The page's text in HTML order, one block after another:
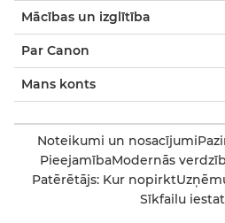
Mācības un izglītība
Par Canon
Mans konts
Noteikumi un nosacījumi
PieejamībaModernās
Patērētājs: Kur nopirkt
Sīkfailu